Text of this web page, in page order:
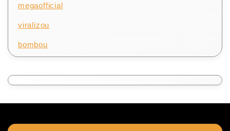
megaofficial
viralizou
bombou